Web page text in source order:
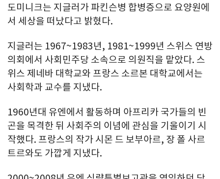
도미니크는 지글러가 파킨슨병 합병증으로 요양원에
서 세상을 떠났다고 밝혔다.
지글러는 1967~1983년, 1981~1999년 스위스 연방
의회에서 사회민주당 소속으로 의원직을 맡았다. 스
위스 제네바 대학교와 프랑스 소르본 대학교에서는
사회학과 교수를 지냈다.
1960년대 유엔에서 활동하며 아프리카 국가들의 빈
곤을 목격한 뒤 사회주의 이념에 관심을 기울이기 시
작했다. 프랑스의 작가 시몬 드 보부아르, 장 폴 사르
트르와도 가깝게 지냈다.